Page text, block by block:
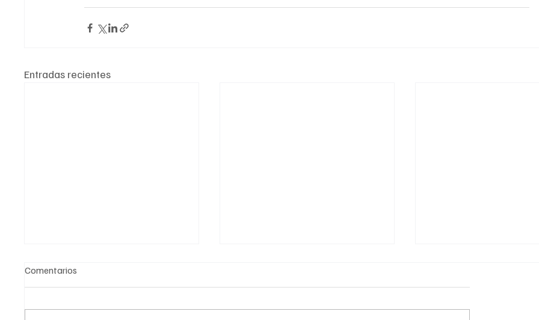
Entradas recientes
Comentarios